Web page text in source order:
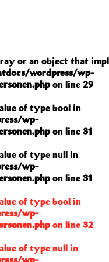
or an object that
wordpress/wp-
on line 29
of type bool in
wp-
on line 31
of type null in
wp-
on line 31
of type bool in
wp-
on line 32
of type null in
wp-